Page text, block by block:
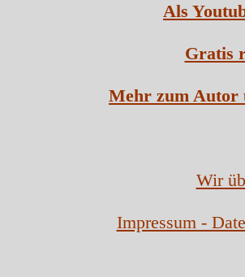
Als
Gratis
Mehr zum Autor
Wir
Impressum -